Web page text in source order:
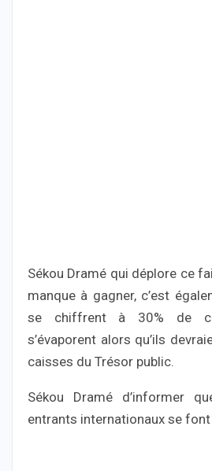
Sékou Dramé qui déplore ce
manque à gagner, c’est
se chiffrent à 30% de
s’évaporent alors qu’ils
caisses du Trésor public.
Sékou Dramé d’informer
entrants internationaux se font